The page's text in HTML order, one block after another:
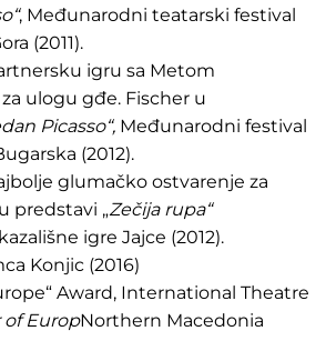
, Međunarodni teatarski festival
(2011).
igru sa Metom
ulogu gđe. Fischer u
Picasso“, Međunarodni festival
(2012).
glumačko ostvarenje za
predstavi „Zečija rupa“
igre Jajce (2012).
Konjic (2016)
Award, International Theatre
of EuropNorthern Macedonia